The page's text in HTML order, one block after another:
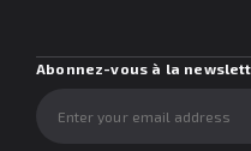
Abonnez-vous à la